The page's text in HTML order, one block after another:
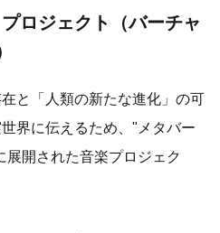
ロジェクト（バーチャ
と「人類の新たな進化」の可
界に伝えるため、"メタバー
展開された音楽プロジェク